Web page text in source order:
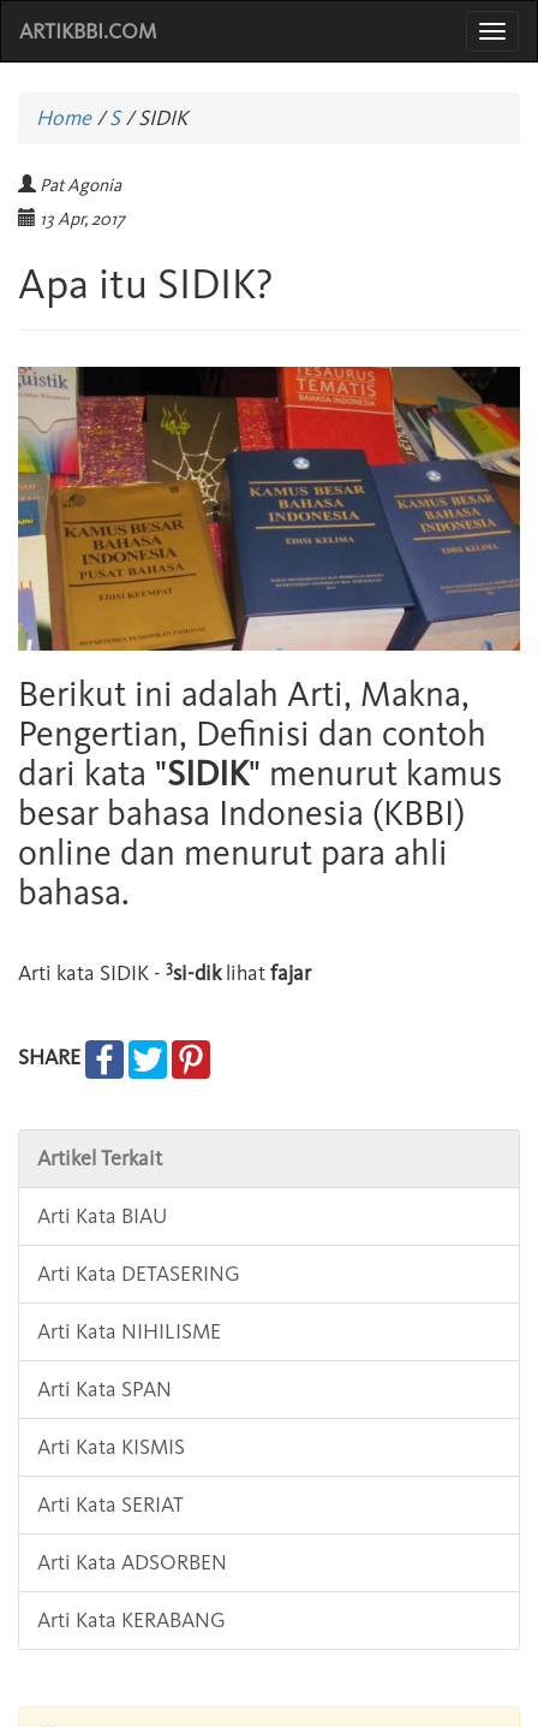
ARTIKBBI.COM
Home/S /SIDIK
Pat Agonia
13 Apr, 2017
Apa itu SIDIK?
Berikut ini adalah Arti, Makna,
Pengertian, Definisi dan contoh
dari kata "SIDIK" menurut kamus
besar bahasa Indonesia (KBBI)
online dan menurut para ahli
bahasa.
Arti kata SIDIK - 3si-diklihatfajar
SHARE
Artikel Terkait
Arti Kata BIAU
Arti Kata DETASERING
Arti Kata NIHILISME
Arti Kata SPAN
Arti Kata KISMIS
Arti Kata SERIAT
Arti Kata ADSORBEN
Arti Kata KERABANG